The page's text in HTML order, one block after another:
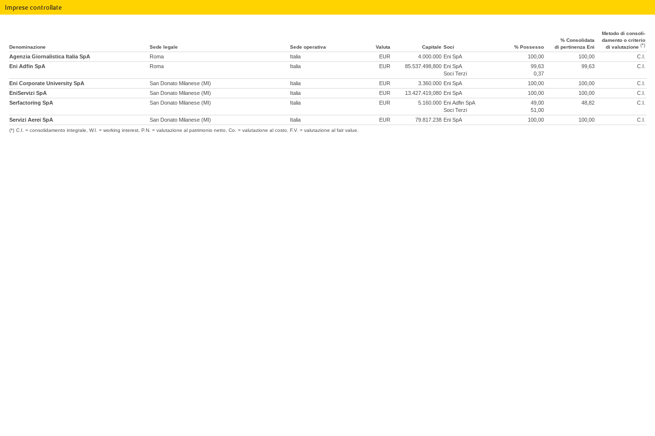
Imprese controllate
Denominazione Sede legale Sede operativa Valuta Capitale Soci % Possesso
% Conso­lidata
di perti­nenza Eni
Metodo di consoli­
damento o criterio
di valu­tazione (*)
(*) C.I. = consolidamento integrale, W.I. = working interest, P.N. = valutazione al patrimonio netto, Co. = valutazione al costo, F.V. = valutazione al fair value.
Agenzia Giornalistica Italia SpA Roma Italia EUR 4.000.000 Eni SpA 100,00 100,00
C.I.
Eni Adfin SpA
Roma Italia EUR 85.537.498,800 Eni SpA
Soci Terzi
99,63
0,37
99,63 C.I.
Eni Corporate University SpA San Donato Milanese (MI) Italia EUR 3.360.000 Eni SpA 100,00 100,00
C.I.
EniServizi SpA
San Donato Milanese (MI) Italia EUR 13.427.419,080 Eni SpA 100,00 100,00
C.I.
Serfactoring SpA
San Donato Milanese (MI) Italia EUR 5.160.000 Eni Adfin SpA
Soci Terzi
49,00
51,00
48,82 C.I.
Servizi Aerei SpA San Donato Milanese (MI) Italia EUR 79.817.238 Eni SpA 100,00 100,00 C.I.